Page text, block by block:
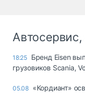
18:25 Бренд Eisen
грузовиков Scania,
05.08 «Кордиант»